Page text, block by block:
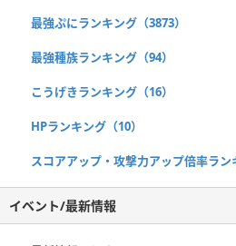
最強ぷにランキング（3873）
最強種族ランキング（94）
こうげきランキング（16）
HPランキング（10）
スコアアップ・攻撃力アップ倍率ラン
イベント/最新情報